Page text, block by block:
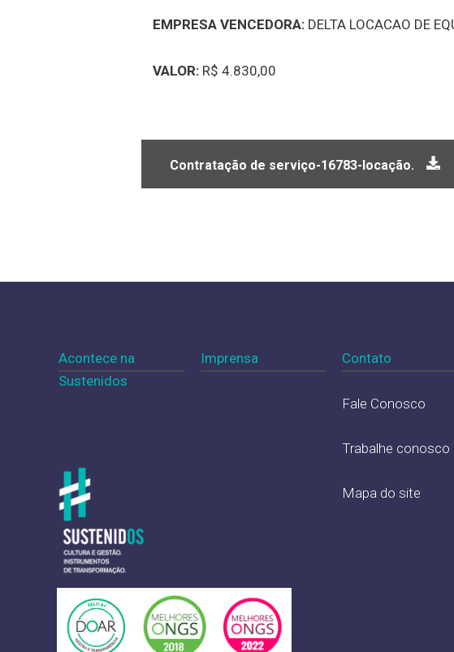
EMPRESA VENCEDORA: DELTA LOCACAO DE
VALOR: R$ 4.830,00
Contratação de serviço-16783-locação.
Acontece na
Sustenidos
Imprensa Contato
Fale Conosco
Trabalhe conosco
Mapa do site